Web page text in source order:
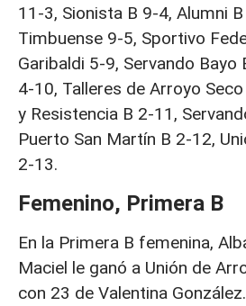
11-3, Sionista B 9-4, Alumni
Timbuense 9-5, Sportivo
Garibaldi 5-9, Servando Bayo
4-10, Talleres de Arroyo
y Resistencia B 2-11,
Puerto San Martín B 2-12,
2-13.
Femenino, Primera B
En la Primera B femenina,
Maciel le ganó a Unión de
con 23 de Valentina